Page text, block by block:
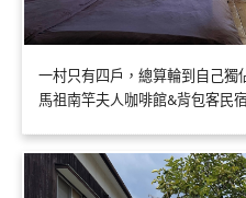
一村只有四戶，總算輪到自己獨
馬祖南竿夫人咖啡館&背包客民